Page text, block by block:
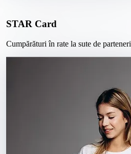
STAR Card
Cumpărături în rate la sute de parteneri